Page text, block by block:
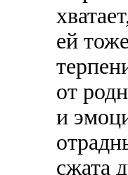
ей
от
и
сжата